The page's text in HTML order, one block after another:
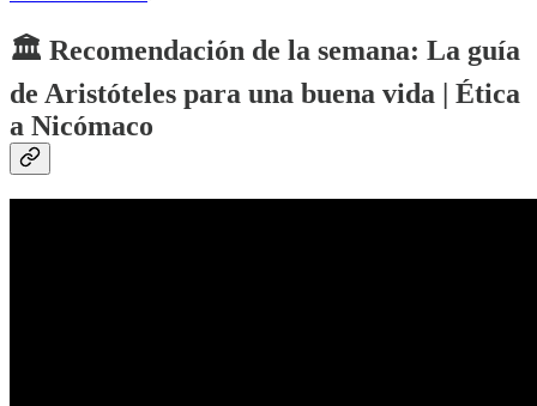
🏛️ Recomendación de la semana: La guía
de Aristóteles para una buena vida | Ética
a Nicómaco